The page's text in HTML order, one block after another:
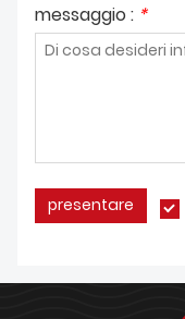
messaggio : *
presentare